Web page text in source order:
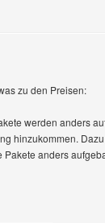
anzeigen
zu den Preisen:
werden anders
hinzukommen.
Pakete anders